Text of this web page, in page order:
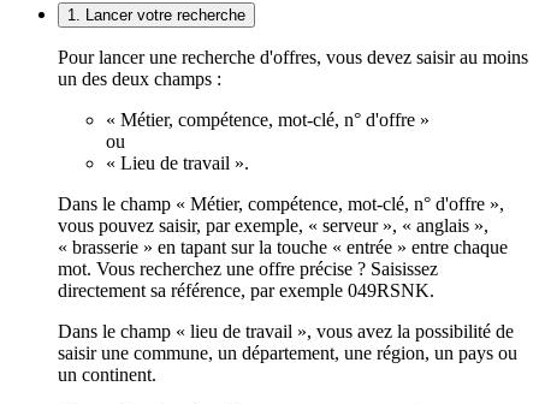
1. Lancer votre recherche
Pour lancer une recherche d'offres, vous devez saisir au moins
un des deux champs :
« Métier, compétence, mot-clé, n° d'offre »
ou
« Lieu de travail ».
Dans le champ « Métier, compétence, mot-clé, n° d'offre »,
vous pouvez saisir, par exemple, « serveur », « anglais »,
« brasserie » en tapant sur la touche « entrée » entre chaque
mot. Vous recherchez une offre précise ? Saisissez
directement sa référence, par exemple 049RSNK.
Dans le champ « lieu de travail », vous avez la possibilité de
saisir une commune, un département, une région, un pays ou
un continent.